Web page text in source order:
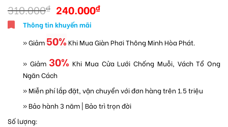
310.000₫ 240.000₫
Thông tin khuyến mãi
» Giảm 50% Khi Mua Giàn Phơi Thông Minh Hòa Phát.
» Giảm 30% Khi Mua Cửa Lưới Chống Muỗi, Vách Tổ Ong
Ngăn Cách
» Miễn phí lắp đặt, vận chuyển với đơn hàng trên 1.5 triệu
» Bảo hành 3 năm | Bảo trì trọn đời
Số lượng: